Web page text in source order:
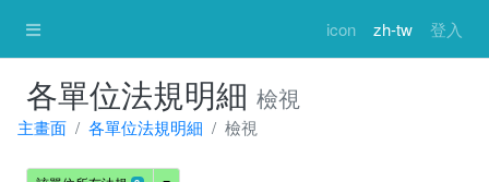
icon zh-tw 登入
各單位法規明細 檢視
主畫面 各單位法規明細 檢視